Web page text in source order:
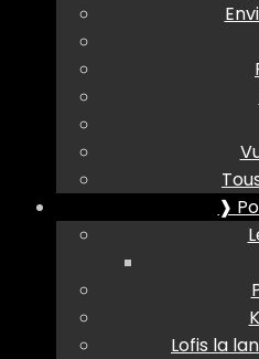
❱
Lofis la